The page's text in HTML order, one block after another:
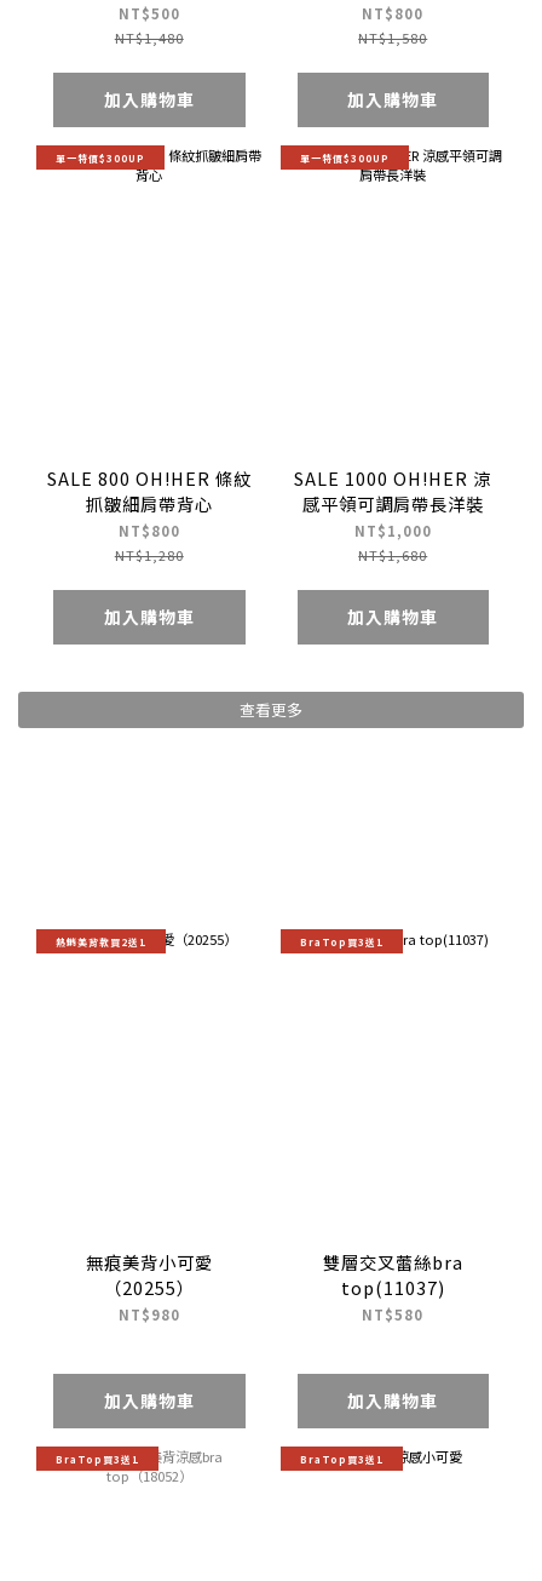
NT$500
NT$1,480
加入購物車
NT$800
NT$1,580
加入購物車
單一特價$300UP
SALE 800 OH!HER 條紋
抓皺細肩帶背心
NT$800
NT$1,280
加入購物車
單一特價$300UP
SALE 1000 OH!HER 涼
感平領可調肩帶長洋裝
NT$1,000
NT$1,680
加入購物車
查看更多
熱銷美背款買2送1
無痕美背小可愛
（20255）
NT$980
加入購物車
BraTop買3送1
雙層交叉蕾絲bra
top(11037)
NT$580
加入購物車
BraTop買3送1 BraTop買3送1